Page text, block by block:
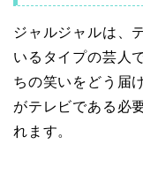
ジャルジャルは、
いるタイプの芸人
ちの笑いをどう届
がテレビである必
れます。